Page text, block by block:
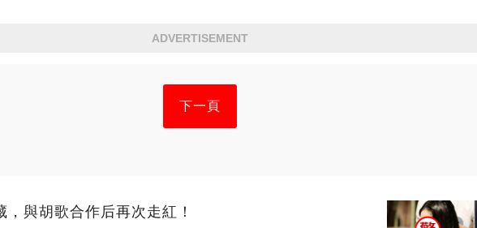
ADVERTISEMENT
下一頁
與胡歌合作后再次走紅！